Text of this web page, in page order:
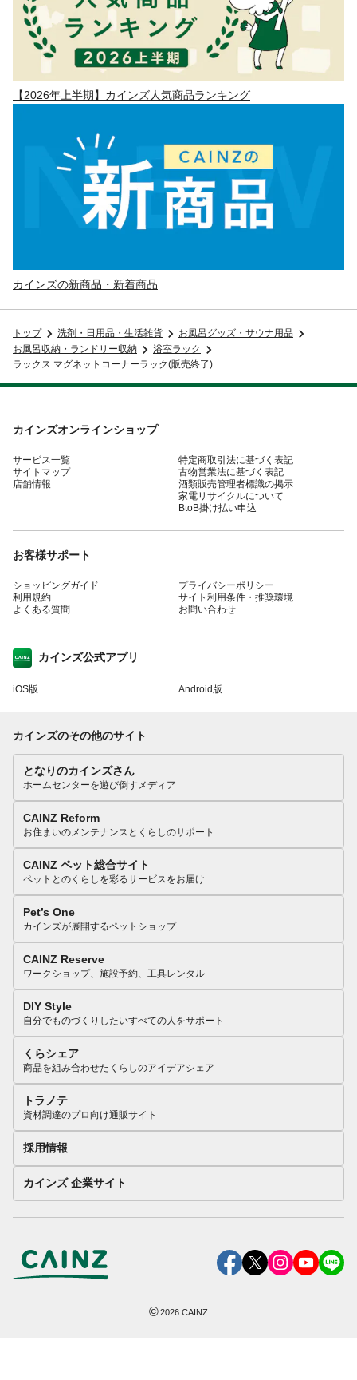
【2026年上半期】カインズ人気商品ランキング
カインズの新商品・新着商品
トップ 洗剤・日用品・生活雑貨
お風呂グッズ・サウナ用品
お風呂収納・ランドリー収納
浴室ラック
ラックス マグネットコーナーラック(販売終了)
カインズオンラインショップ
サービス一覧
サイトマップ
店舗情報
特定商取引法に基づく表記
古物営業法に基づく表記
酒類販売管理者標識の掲示
家電リサイクルについて
BtoB掛け払い申込
お客様サポート
ショッピングガイド
利用規約
よくある質問
プライバシーポリシー
サイト利用条件・推奨環境
お問い合わせ
カインズ公式アプリ
iOS版 Android版
カインズのその他のサイト
となりのカインズさん
ホームセンターを遊び倒すメディア
CAINZ Reform
お住まいのメンテナンスとくらしのサポート
CAINZ ペット総合サイト
ペットとのくらしを彩るサービスをお届け
Pet’s One
カインズが展開するペットショップ
CAINZ Reserve
ワークショップ、施設予約、工具レンタル
DIY Style
自分でものづくりしたいすべての人をサポート
くらシェア
商品を組み合わせたくらしのアイデアシェア
トラノテ
資材調達のプロ向け通販サイト
採用情報
カインズ 企業サイト
©2026 CAINZ